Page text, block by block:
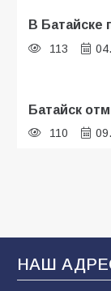
В Батайске
113
Батайск
110
НАШ